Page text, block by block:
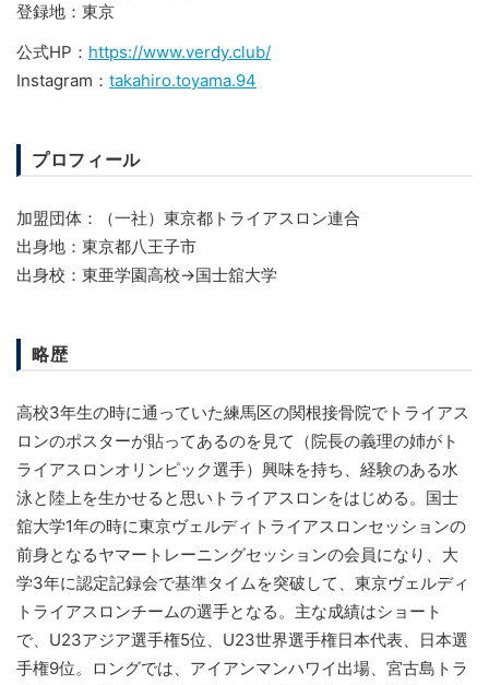
登録地
東京
公式HP： https://www.verdy.club/
Instagram： takahiro.toyama.94
プロフィール
加盟団体：（一社）東京都トライアスロン連合
出身地：東京都八王子市
出身校：東亜学園高校→国士舘大学
略歴
高校3年生の時に通っていた練馬区の関根接骨院でトライアス
ロンのポスターが貼ってあるのを見て（院長の義理の姉がト
ライアスロンオリンピック選手）興味を持ち、経験のある水
泳と陸上を生かせると思いトライアスロンをはじめる。国士
舘大学1年の時に東京ヴェルディトライアスロンセッションの
前身となるヤマートレーニングセッションの会員になり、大
学3年に認定記録会で基準タイムを突破して、東京ヴェルディ
トライアスロンチームの選手となる。主な成績はショート
で、U23アジア選手権5位、U23世界選手権日本代表、日本選
手権9位。ロングでは、アイアンマンハワイ出場、宮古島トラ